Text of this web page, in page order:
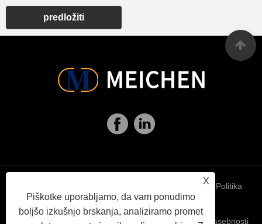
predložiti
X
Piškotke uporabljamo, da vam ponudimo
boljšo izkušnjo brskanja, analiziramo promet
Politika
zasebnosti